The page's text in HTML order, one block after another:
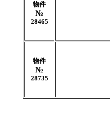
物件
№
28465
物件
№
28735